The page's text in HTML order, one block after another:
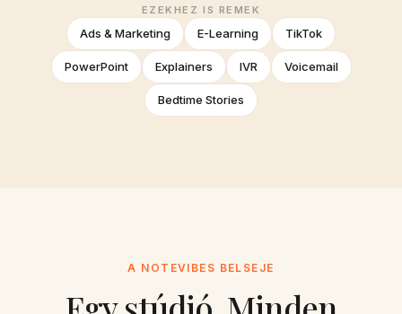
EZEKHEZ IS REMEK
Ads & Marketing E-Learning TikTok
PowerPoint Explainers IVR Voicemail
Bedtime Stories
A NOTEVIBES BELSEJE